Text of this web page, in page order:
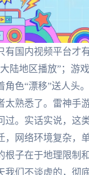
有国内视频平台才
陆地区播放”；游
色“漂移”送人头
太熟悉了。雷神手
过。实话实说，这
，网络环境复杂，
根子在于地理限制
我们不谈虚的，彻